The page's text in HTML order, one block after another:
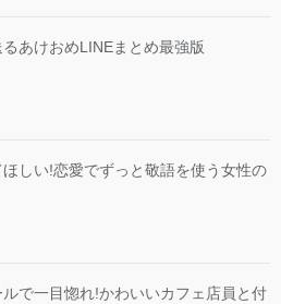
あけおめLINEまとめ最強版
しい!恋愛でずっと敬語を使う女性の
で一目惚れ!かわいいカフェ店員と付